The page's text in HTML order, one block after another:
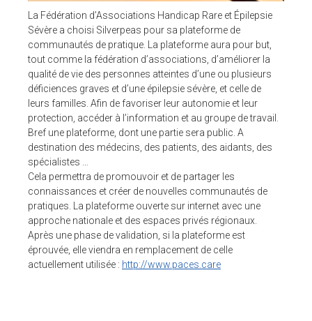
Quel est votre besoin ?
CLIENTS
BLOG
Témoignages clients
Fonctionnalités
Articles
A PROPOS DE NOUS
L’entreprise
Contact
💻 DÉMONSTRATION
Demander une démo
La Fédération d’Associations Handicap Rare et Épilepsie
Sévère a choisi Silverpeas pour sa plateforme de
communautés de pratique. La plateforme aura pour but,
tout comme la fédération d’associations, d’améliorer la
qualité de vie des personnes atteintes d’une ou plusieurs
déficiences graves et d’une épilepsie sévère, et celle de
leurs familles. Afin de favoriser leur autonomie et leur
protection, accéder à l’information et au groupe de travail.
Bref une plateforme, dont une partie sera public. A
destination des médecins, des patients, des aidants, des
spécialistes …
Cela permettra de promouvoir et de partager les
connaissances et créer de nouvelles communautés de
pratiques. La plateforme ouverte sur internet avec une
approche nationale et des espaces privés régionaux.
Après une phase de validation, si la plateforme est
éprouvée, elle viendra en remplacement de celle
actuellement utilisée : http://www.paces.care